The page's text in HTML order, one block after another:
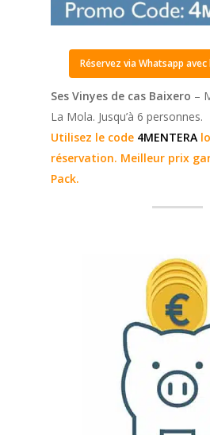
Réservez via Whatsapp
Ses Vinyes de cas Baixero –
La Mola. Jusqu’à 6 personnes.
Utilisez le code 4MENTERA
réservation. Meilleur prix
Pack.